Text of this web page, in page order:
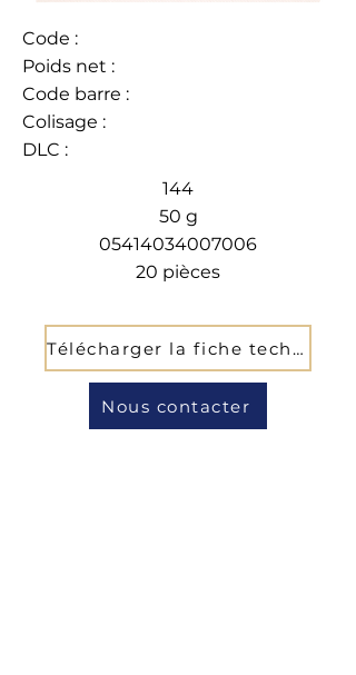
Code :
Poids net :
Code barre :
Colisage :
DLC :
144
50 g
05414034007006
20 pièces
Télécharger la fiche technique
Nous contacter